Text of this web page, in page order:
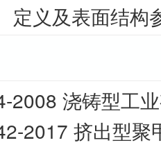
定义及表面结构
2008 浇铸型工
2017 挤出型聚